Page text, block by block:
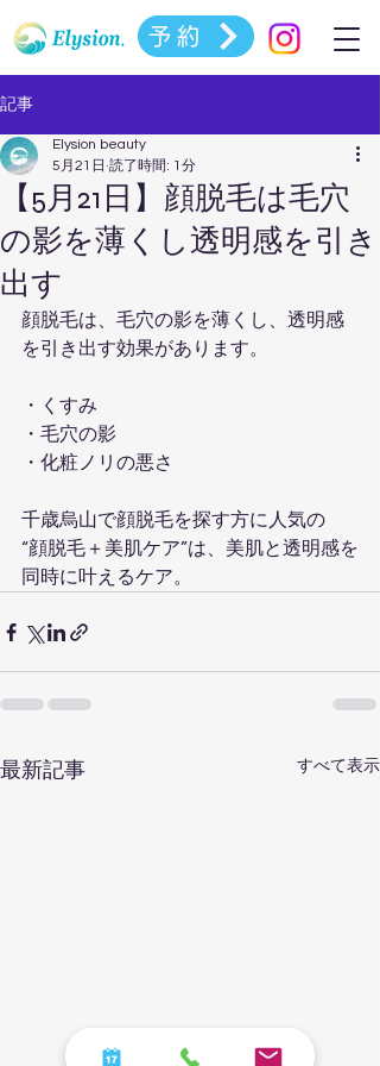
予約
記事
【5月21日】顔脱毛は毛穴
の影を薄くし透明感を引き
出す
Elysion beauty
5月21日 読了時間: 1分
顔脱毛は、毛穴の影を薄くし、透明感
を引き出す効果があります。
・くすみ
・毛穴の影
・化粧ノリの悪さ
千歳烏山で顔脱毛を探す方に人気の
“顔脱毛＋美肌ケア”は、美肌と透明感を
同時に叶えるケア。
最新記事 すべて表示